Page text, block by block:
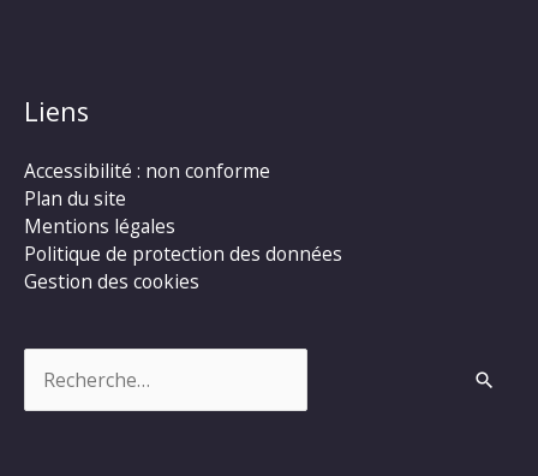
Liens
Accessibilité : non conforme
Plan du site
Mentions légales
Politique de protection des données
Gestion des cookies